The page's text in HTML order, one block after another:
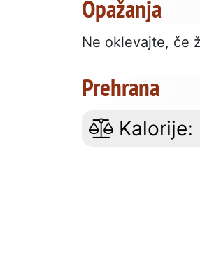
Opažanja
Ne oklevajte, če
Prehrana
Kalorije: